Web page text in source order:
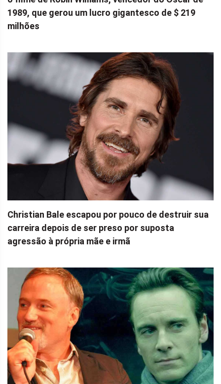
1989, que gerou um lucro gigantesco de $ 219
milhões
Christian Bale escapou por pouco de destruir sua
carreira depois de ser preso por suposta
agressão à própria mãe e irmã